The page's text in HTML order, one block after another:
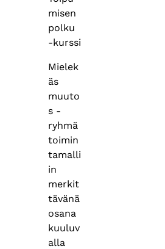
misen
polku
-kurssi
Mielek
äs
muuto
s -
ryhmä
toimin
tamalli
in
merkit
tävänä
osana
kuuluv
alla